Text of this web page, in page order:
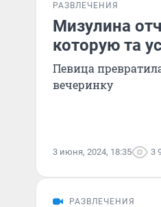
РАЗВЛЕЧЕНИЯ
Мизулина
которую та
Певица
вечеринку
3 июня, 2024, 18:35 3
РАЗВЛЕЧЕНИЯ